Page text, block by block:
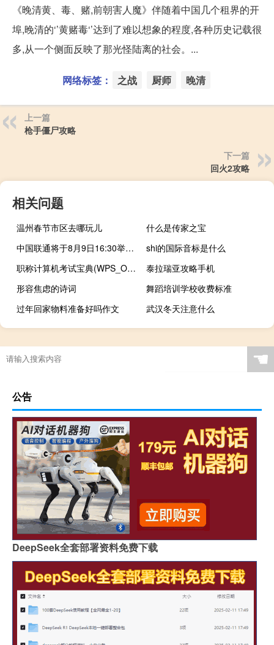
《晚清黄、毒、赌,前朝害人魔》伴随着中国几个租界的开
埠,晚清的‘’黄赌毒‘’达到了难以想象的程度,各种历史记载很
多,从一个侧面反映了那光怪陆离的社会。...
网络标签： 之战 厨师 晚清
上一篇
枪手僵尸攻略
下一篇
回火2攻略
相关问题
温州春节市区去哪玩儿
什么是传家之宝
中国联通将于8月9日16:30举行中期业绩说明会
shi的国际音标是什么
职称计算机考试宝典(WPS_Office)(关于职称计算机考试宝典(WPS_Office)简述)
泰拉瑞亚攻略手机
形容焦虑的诗词
舞蹈培训学校收费标准
过年回家物料准备好吗作文
武汉冬天注意什么
☚
公告
DeepSeek全套部署资料免费下载